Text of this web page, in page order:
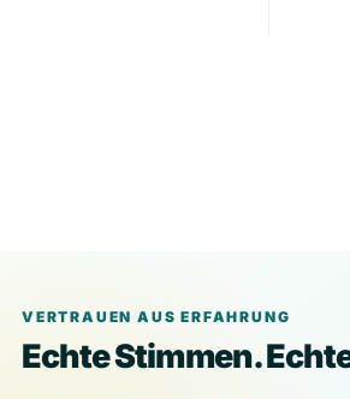
VERTRAUEN AUS ERFAHRUNG
Echte Stimmen.